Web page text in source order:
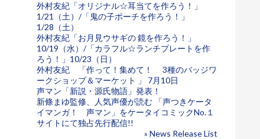
外村友紀「オリジナル☆耳当てを作ろう！」
1/21（土）/「鬼の子ポーチを作ろう！」
1/28（土）
外村友紀「お月見ウサギの 鏡を作ろう！」
10/19（水）/「カラフル☆ランチプレートを作
ろう！」10/23（日）
外村友紀 「作って！集めて！ 3種のバッジワ
ークショップ＆マーケット 」 7月10日
声マン「新説・源氏物語」発表！
新條まゆ監修、人気声優が読む 「声つきケータ
イマンガ！ 声マン」をケータイコミックNo.１
サイトにて独占先行配信!!
» News Release List